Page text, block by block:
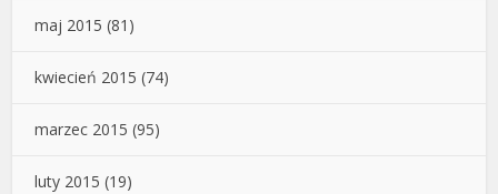
maj 2015 (81)
kwiecień 2015 (74)
marzec 2015 (95)
luty 2015 (19)